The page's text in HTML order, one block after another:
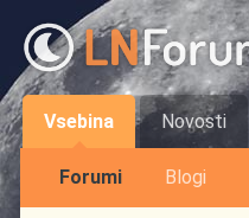
Vsebina
Forumi Blogi
Novosti